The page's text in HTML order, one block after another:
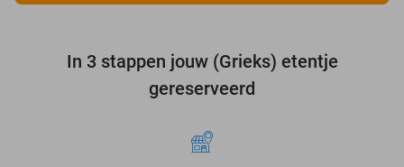
In 3 stappen jouw (Grieks) etentje
gereserveerd